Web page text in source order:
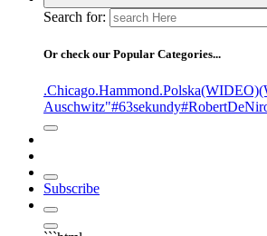
Search for:
Or check our Popular Categories...
.Chicago.Hammond.Polska(WIDEO)
Auschwitz"#63sekundy
Subscribe